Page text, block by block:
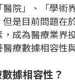
院」、「學術
是目前問題在
成為醫療業界
療數據相容性
據相容性？